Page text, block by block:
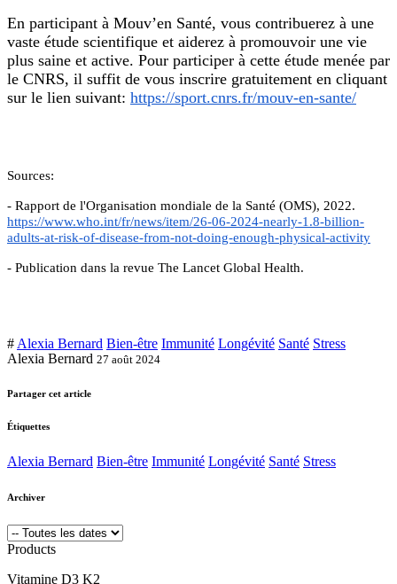
En participant à Mouv’en Santé, vous contribuerez à une
vaste étude scientifique et aiderez à promouvoir une vie
plus saine et active. Pour participer à cette étude menée par
le CNRS, il suffit de vous inscrire gratuitement en cliquant
sur le lien suivant: https://sport.cnrs.fr/mouv-en-sante/
Sources:
- Rapport de l'Organisation mondiale de la Santé (OMS), 2022.
https://www.who.int/fr/news/item/26-06-2024-nearly-1.8-billion-
adults-at-risk-of-disease-from-not-doing-enough-physical-activity
- Publication dans la revue The Lancet Global Health.
# Alexia Bernard Bien-être Immunité Longévité Santé Stress
Alexia Bernard 27 août 2024
Partager cet article
Étiquettes
Alexia Bernard Bien-être Immunité Longévité Santé Stress
Archiver
Products
Vitamine D3 K2